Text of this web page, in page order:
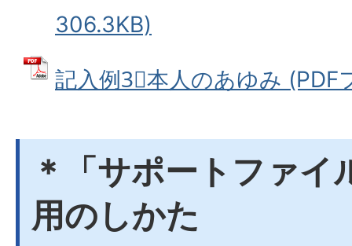
306.3KB)
記入例3⃣本人のあゆみ (PDF
＊「サポートファイ
用のしかた